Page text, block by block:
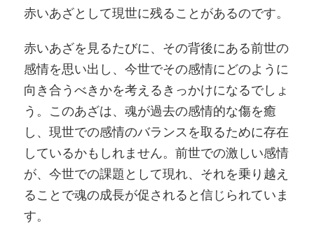
赤いあざとして現世に残ることがあるのです。
赤いあざを見るたびに、その背後にある前世の
感情を思い出し、今世でその感情にどのように
向き合うべきかを考えるきっかけになるでしょ
う。このあざは、魂が過去の感情的な傷を癒
し、現世での感情のバランスを取るために存在
しているかもしれません。前世での激しい感情
が、今世での課題として現れ、それを乗り越え
ることで魂の成長が促されると信じられていま
す。